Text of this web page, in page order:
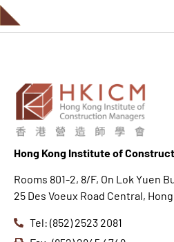
Hong Kong Institute of
Rooms 801-2, 8/F, On Lok Yuen
25 Des Voeux Road Central,
Tel: (852) 2523 2081